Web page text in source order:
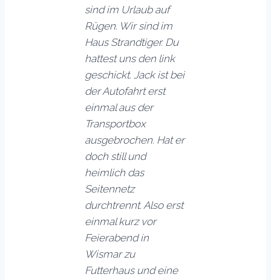
sind im Urlaub auf
Rügen. Wir sind im
Haus Strandtiger. Du
hattest uns den link
geschickt. Jack ist bei
der Autofahrt erst
einmal aus der
Transportbox
ausgebrochen. Hat er
doch still und
heimlich das
Seitennetz
durchtrennt. Also erst
einmal kurz vor
Feierabend in
Wismar zu
Futterhaus und eine